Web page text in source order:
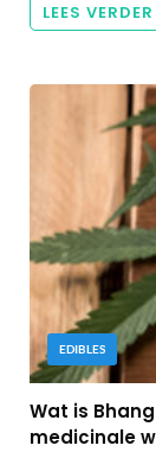
LEES VERDER
EDIBLES
Wat is
medicinale